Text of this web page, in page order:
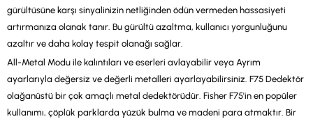
gürültüsüne karşı sinyalinizin netliğinden ödün vermeden hassasiyeti
artırmanıza olanak tanır. Bu gürültü azaltma, kullanıcı yorgunluğunu
azaltır ve daha kolay tespit olanağı sağlar.
All-Metal Modu ile kalıntıları ve eserleri avlayabilir veya Ayrım
ayarlarıyla değersiz ve değerli metalleri ayarlayabilirsiniz. F75 Dedektör
olağanüstü bir çok amaçlı metal dedektörüdür. Fisher F75'in en popüler
kullanımı, çöplük parklarda yüzük bulma ve madeni para atmaktır. Bir